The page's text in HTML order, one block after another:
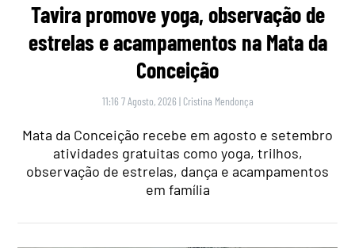
Tavira promove yoga, observação de
estrelas e acampamentos na Mata da
Conceição
11:16 7 Agosto, 2026 | Cristina Mendonça
Mata da Conceição recebe em agosto e setembro
atividades gratuitas como yoga, trilhos,
observação de estrelas, dança e acampamentos
em família